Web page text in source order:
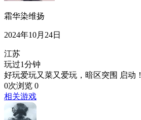
霜华染维扬
2024年10月24日
江苏
玩过1分钟
好玩爱玩又菜又爱玩，暗区突围 启动！
0次浏览 0
相关游戏